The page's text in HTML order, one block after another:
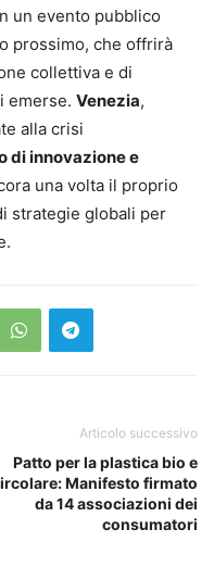
un evento pubblico
prossimo, che offrirà
collettiva e di
emerse. Venezia,
alla crisi
di innovazione e
una volta il proprio
strategie globali per
Articolo successivo
Patto per la plastica bio e
Manifesto firmato
da 14 associazioni dei
consumatori